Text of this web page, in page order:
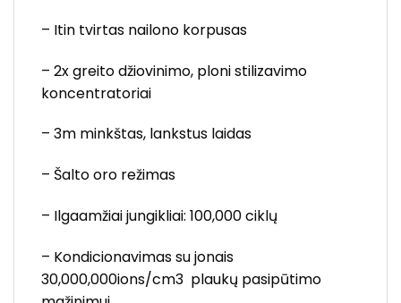
– Itin tvirtas nailono korpusas
– 2x greito džiovinimo, ploni stilizavimo
koncentratoriai
– 3m minkštas, lankstus laidas
– Šalto oro režimas
– Ilgaamžiai jungikliai: 100,000 ciklų
– Kondicionavimas su jonais
30,000,000ions/cm3 plaukų pasipūtimo